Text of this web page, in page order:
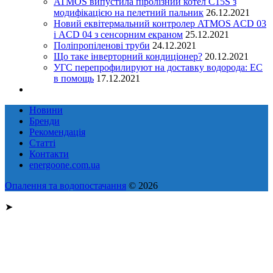
модифікацією на пелетний пальник 26.12.2021
Новий еквітермальний контролер ATMOS ACD 03
і ACD 04 з сенсорним екраном 25.12.2021
Поліпропіленові труби 24.12.2021
Що таке інверторний кондиціонер? 20.12.2021
УГС перепрофилируют на доставку водорода: EC
в помощь 17.12.2021
Новини
Бренди
Рекомендація
Статті
Контакти
energoone.com.ua
Опалення та водопостачання © 2026
➤